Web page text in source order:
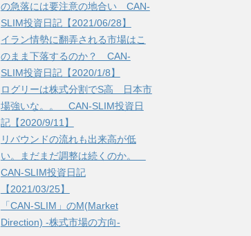
の急落には要注意の地合い CAN-
SLIM投資日記【2021/06/28】
イラン情勢に翻弄される市場はこ
のまま下落するのか？ CAN-
SLIM投資日記【2020/1/8】
ログリーは株式分割でS高 日本市
場強いな。。 CAN-SLIM投資日
記【2020/9/11】
リバウンドの流れも出来高が低
い。まだまだ調整は続くのか。
CAN-SLIM投資日記
【2021/03/25】
「CAN-SLIM」のM(Market
Direction) -株式市場の方向-